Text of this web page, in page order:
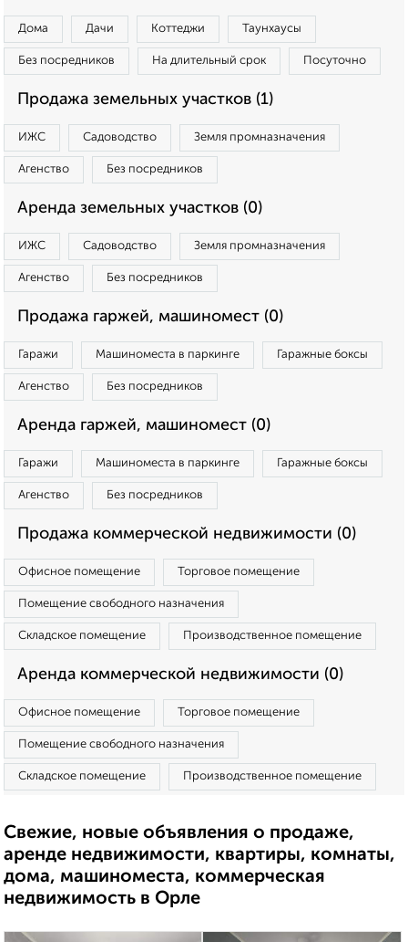
Дома Дачи Коттеджи Таунхаусы
Без посредников На длительный срок Посуточно
Продажа земельных участков (1)
ИЖС Садоводство Земля промназначения
Агенство Без посредников
Аренда земельных участков (0)
ИЖС Садоводство Земля промназначения
Агенство Без посредников
Продажа гаржей, машиномест (0)
Гаражи Машиноместа в паркинге Гаражные боксы
Агенство Без посредников
Аренда гаржей, машиномест (0)
Гаражи Машиноместа в паркинге Гаражные боксы
Агенство Без посредников
Продажа коммерческой недвижимости (0)
Офисное помещение Торговое помещение
Помещение свободного назначения
Складское помещение Производственное помещение
Аренда коммерческой недвижимости (0)
Офисное помещение Торговое помещение
Помещение свободного назначения
Складское помещение Производственное помещение
Свежие, новые объявления о продаже,
аренде недвижимости, квартиры, комнаты,
дома, машиноместа, коммерческая
недвижимость в Орле